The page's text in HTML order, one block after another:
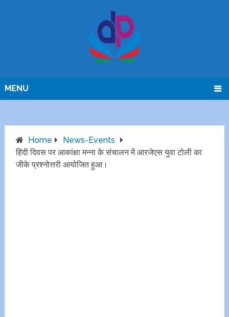
MENU
Home
News-Events
हिंदी दिवस पर आकांक्षा मन्ना के संचालन में आरजेएस युवा टोली का
जीके प्रश्नोत्तरी आयोजित हुआ।